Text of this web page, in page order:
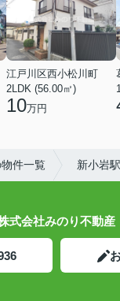
江戸川区西小松川町
2LDK (56.00㎡)
10万円
件一覧 新小岩駅
式会社みのり不動産